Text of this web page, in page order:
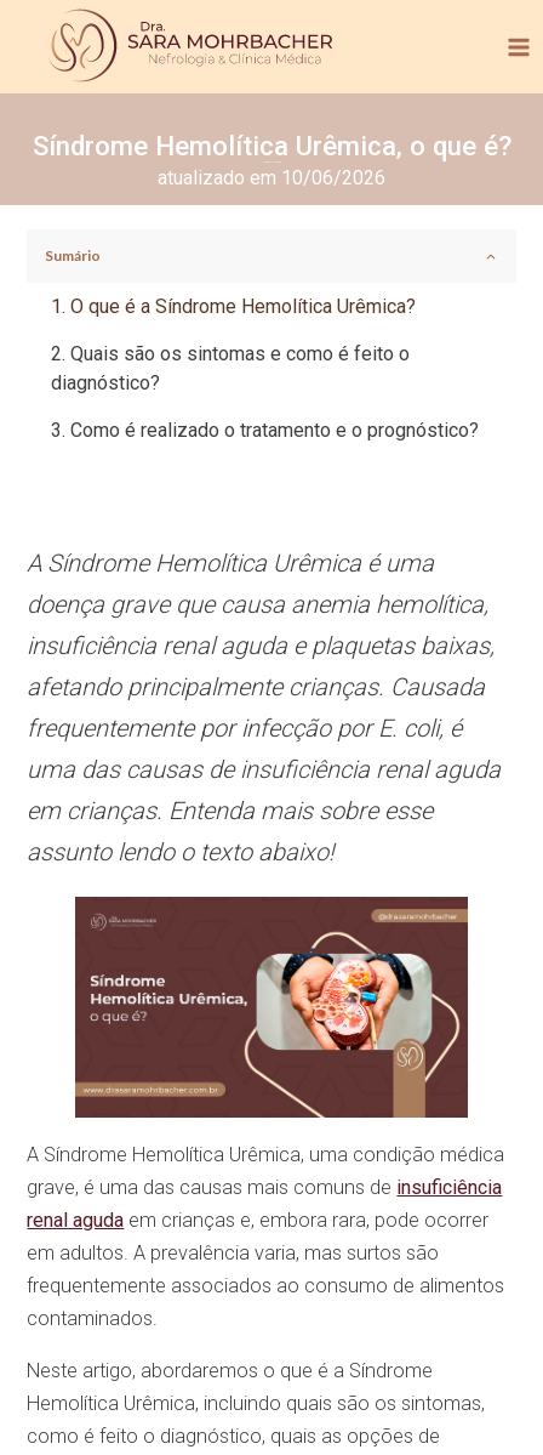
Síndrome Hemolítica Urêmica, o que é?
atualizado em 10/06/2026
Sumário
O que é a Síndrome Hemolítica Urêmica?
Quais são os sintomas e como é feito o
diagnóstico?
Como é realizado o tratamento e o prognóstico?
A Síndrome Hemolítica Urêmica é uma
doença grave que causa anemia hemolítica,
insuficiência renal aguda e plaquetas baixas,
afetando principalmente crianças. Causada
frequentemente por infecção por E. coli, é
uma das causas de insuficiência renal aguda
em crianças. Entenda mais sobre esse
assunto lendo o texto abaixo!
A Síndrome Hemolítica Urêmica, uma condição médica
grave, é uma das causas mais comuns de insuficiência
renal aguda em crianças e, embora rara, pode ocorrer
em adultos. A prevalência varia, mas surtos são
frequentemente associados ao consumo de alimentos
contaminados.
Neste artigo, abordaremos o que é a Síndrome
Hemolítica Urêmica, incluindo quais são os sintomas,
como é feito o diagnóstico, quais as opções de